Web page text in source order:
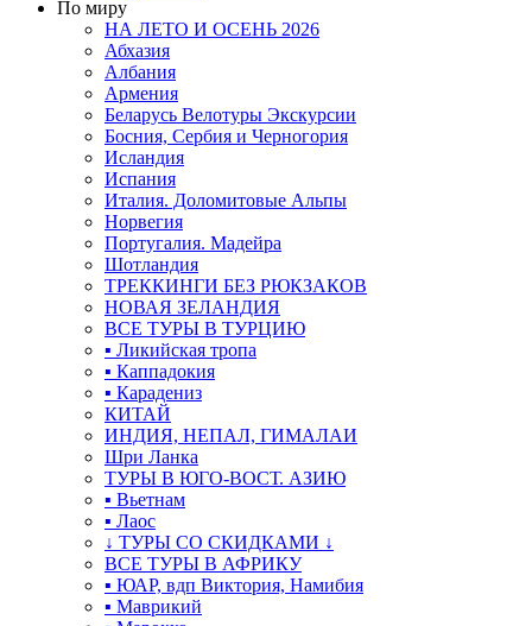
По миру
НА ЛЕТО И ОСЕНЬ 2026
Абхазия
Албания
Армения
Беларусь Велотуры Экскурсии
Босния, Сербия и Черногория
Исландия
Испания
Италия. Доломитовые Альпы
Норвегия
Португалия. Мадейра
Шотландия
ТРЕККИНГИ БЕЗ РЮКЗАКОВ
НОВАЯ ЗЕЛАНДИЯ
ВСЕ ТУРЫ В ТУРЦИЮ
▪ Ликийская тропа
▪ Каппадокия
▪ Карадениз
КИТАЙ
ИНДИЯ, НЕПАЛ, ГИМАЛАИ
Шри Ланка
ТУРЫ В ЮГО-ВОСТ. АЗИЮ
▪ Вьетнам
▪ Лаос
↓ ТУРЫ СО СКИДКАМИ ↓
ВСЕ ТУРЫ В АФРИКУ
▪ ЮАР, вдп Виктория, Намибия
▪ Маврикий